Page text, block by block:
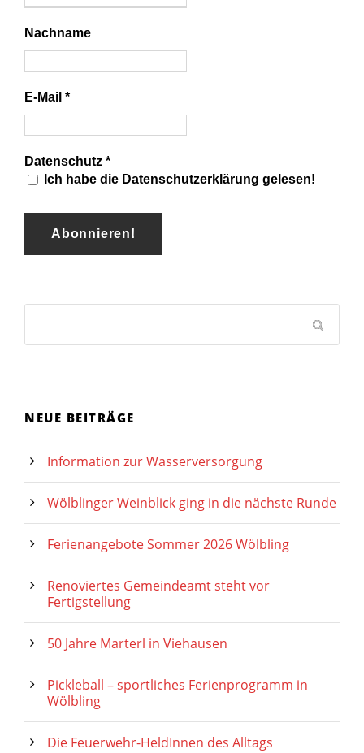
Nachname
E-Mail *
Datenschutz *
Ich habe die Datenschutzerklärung gelesen!
NEUE BEITRÄGE
Information zur Wasserversorgung
Wölblinger Weinblick ging in die nächste Runde
Ferienangebote Sommer 2026 Wölbling
Renoviertes Gemeindeamt steht vor
Fertigstellung
50 Jahre Marterl in Viehausen
Pickleball – sportliches Ferienprogramm in
Wölbling
Die Feuerwehr-HeldInnen des Alltags